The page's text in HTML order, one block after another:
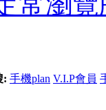
: 手機plan V.I.P會員